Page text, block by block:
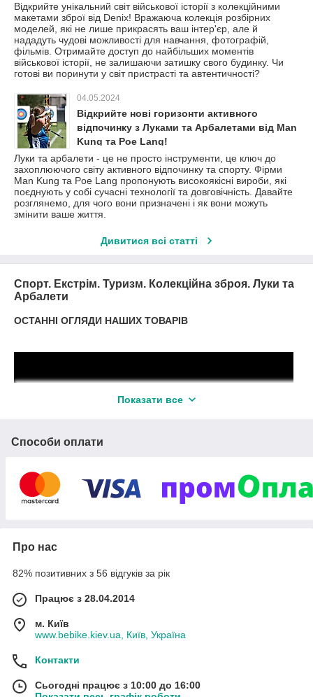
Відкрийте унікальний світ військової історії з колекційними
макетами зброї від Denix! Вражаюча колекція розбірних
моделей, які не лише прикрасять ваш інтер'єр, але й
нададуть чудові можливості для навчання, фотографій,
фільмів. Отримайте доступ до найбільших моментів
військової історії, не залишаючи затишку свого будинку. Чи
готові ви поринути у світ пристрасті та автентичності?
04.05.2024
Відкрийте нові горизонти активного
відпочинку з Луками та Арбалетами від Man
Kung та Poe Lang!
Луки та арбалети - це не просто інструменти, це ключ до
захоплюючого світу активного відпочинку та спорту. Фірми
Man Kung та Poe Lang пропонують високоякісні вироби, які
поєднують у собі сучасні технології та довговічність. Давайте
розглянемо, для чого вони призначені і як вони можуть
змінити ваше життя.
Дивитися всі статті
Спорт. Екстрім. Туризм. Колекційна зброя. Луки та
Арбалети
ОСТАННІ ОГЛЯДИ НАШИХ ТОВАРІВ
Показати все
Способи оплати
Про нас
82% позитивних з 56 відгуків за рік
Працює з 28.04.2014
м. Київ
www.bebike.kiev.ua, Київ, Україна
Контакти
Сьогодні працює з 10:00 до 16:00